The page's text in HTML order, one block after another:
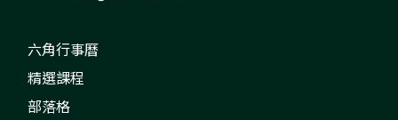
六角行事曆
精選課程
部落格